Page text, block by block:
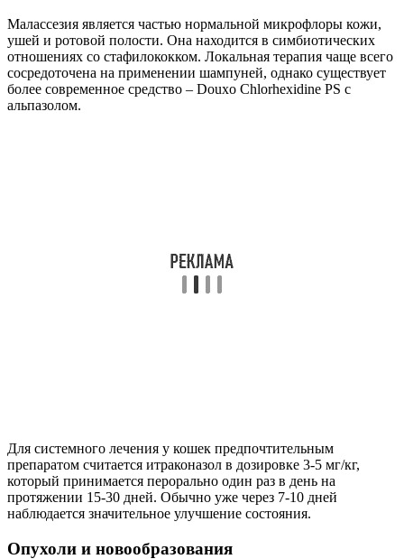
Малассезия является частью нормальной микрофлоры кожи,
ушей и ротовой полости. Она находится в симбиотических
отношениях со стафилококком. Локальная терапия чаще всего
сосредоточена на применении шампуней, однако существует
более современное средство – Douxo Chlorhexidine PS с
альпазолом.
Для системного лечения у кошек предпочтительным
препаратом считается итраконазол в дозировке 3-5 мг/кг,
который принимается перорально один раз в день на
протяжении 15-30 дней. Обычно уже через 7-10 дней
наблюдается значительное улучшение состояния.
Опухоли и новообразования